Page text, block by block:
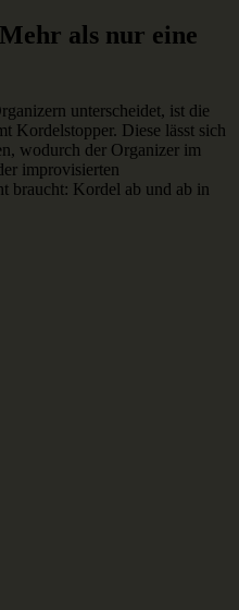
als nur eine
unterscheidet, ist die
Kordelstopper. Diese lässt sich
wodurch der Organizer im
improvisierten
braucht: Kordel ab und ab in